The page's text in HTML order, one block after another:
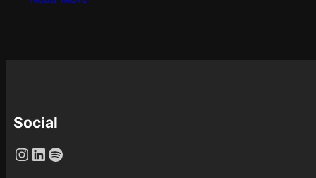
Social
Instagram LinkedIn Spotify